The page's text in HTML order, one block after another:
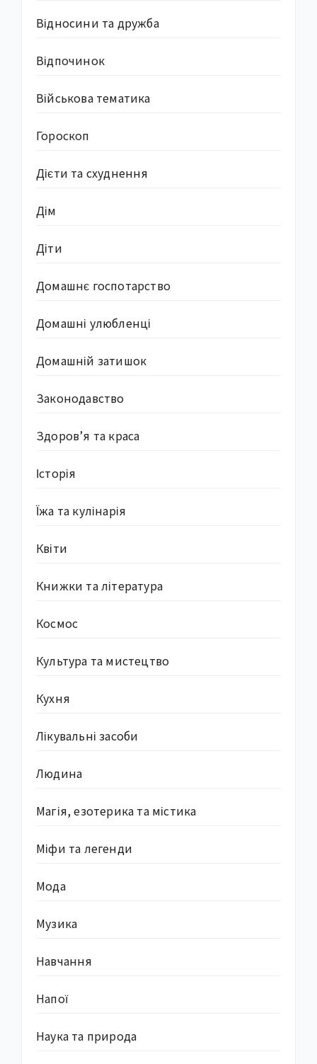
Відносини та дружба
Відпочинок
Військова тематика
Гороскоп
Дієти та схуднення
Дім
Діти
Домашнє госпотарство
Домашні улюбленці
Домашній затишок
Законодавство
Здоров’я та краса
Історія
Їжа та кулінарія
Квіти
Книжки та література
Космос
Культура та мистецтво
Кухня
Лікувальні засоби
Людина
Магія, езотерика та містика
Міфи та легенди
Мода
Музика
Навчання
Напої
Наука та природа